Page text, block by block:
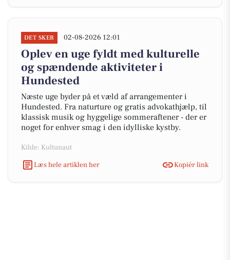
DET SKER 02-08-2026 12:01
Oplev en uge fyldt med kulturelle
og spændende aktiviteter i
Hundested
Næste uge byder på et væld af arrangementer i
Hundested. Fra naturture og gratis advokathjælp, til
klassisk musik og hyggelige sommeraftener - der er
noget for enhver smag i den idylliske kystby.
Kilde: Kultunaut
Læs hele artiklen her
Kopiér link